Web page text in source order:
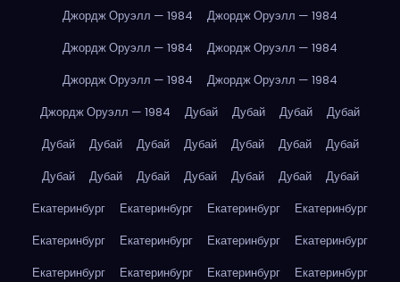
Джордж Оруэлл — 1984
Джордж Оруэлл — 1984
Джордж Оруэлл — 1984
Джордж Оруэлл — 1984
Джордж Оруэлл — 1984
Джордж Оруэлл — 1984
Джордж Оруэлл — 1984
Дубай Дубай Дубай
Дубай
Дубай
Дубай Дубай Дубай Дубай Дубай
Дубай
Дубай
Дубай Дубай Дубай Дубай Дубай
Дубай
Екатеринбург
Екатеринбург Екатеринбург
Екатеринбург
Екатеринбург
Екатеринбург Екатеринбург
Екатеринбург
Екатеринбург
Екатеринбург Екатеринбург
Екатеринбург